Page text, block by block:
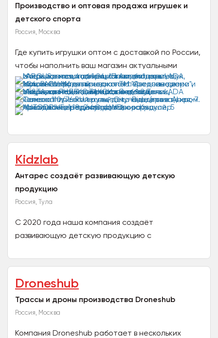
Производство и оптовая продажа игрушек и
детского спорта
Россия, Москва
Где купить игрушки оптом с доставкой по России,
чтобы наполнить ваш магазин актуальными
новинками? В нашем каталоге популярные и
безопасные товары...
Kidzlab
Антарес создаёт развивающую детскую
продукцию
Россия, Тула
С 2020 года наша компания создаёт
развивающую детскую продукцию с
реальность под брендом KidZlab. На данный...
Droneshub
Трассы и дроны производства Droneshub
Россия, Москва
Компания Droneshub работает в нескольких